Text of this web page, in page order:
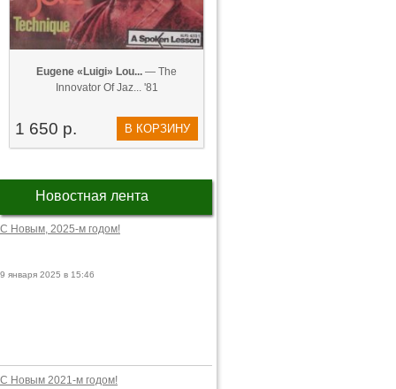
Eugene «Luigi» Lou... — The
Innovator Of Jaz... '81
1 650 р. В КОРЗИНУ
Новостная лента
С Новым, 2025-м годом!
9 января 2025 в 15:46
С Новым 2021-м годом!